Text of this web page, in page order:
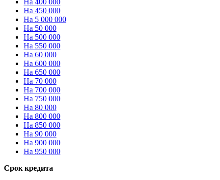
На 400 000
На 450 000
На 5 000 000
На 50 000
На 500 000
На 550 000
На 60 000
На 600 000
На 650 000
На 70 000
На 700 000
На 750 000
На 80 000
На 800 000
На 850 000
На 90 000
На 900 000
На 950 000
Срок кредита